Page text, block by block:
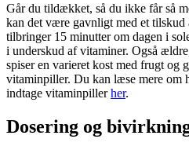
Går du tildækket, så du ikke får så
kan det være gavnligt med et
tilbringer 15 minutter om dagen i
i underskud af vitaminer. Også
spiser en varieret kost med frugt og
vitaminpiller. Du kan læse mere om
indtage vitaminpillerher.
Dosering og